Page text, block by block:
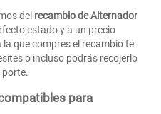
del recambio de Alternador
estado y a un precio
que compres el recambio te
o incluso podrás recojerlo
para